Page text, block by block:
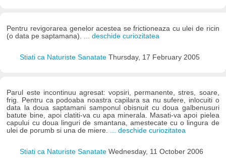
Pentru revigorarea genelor acestea se frictioneaza cu ulei de ricin
(o data pe saptamana). ... deschide curiozitatea
Stiati ca Naturiste Sanatate Thursday, 17 February 2005
Parul este incontinuu agresat: vopsiri, permanente, stres, soare,
frig. Pentru ca podoaba noastra capilara sa nu sufere, inlocuiti o
data la doua saptamani samponul obisnuit cu doua galbenusuri
batute bine, apoi clatiti-va cu apa minerala. Masati-va apoi pielea
capului cu doua linguri de smantana, amestecate cu o lingura de
ulei de porumb si una de miere.
... deschide curiozitatea
Stiati ca Naturiste Sanatate Wednesday, 11 October 2006